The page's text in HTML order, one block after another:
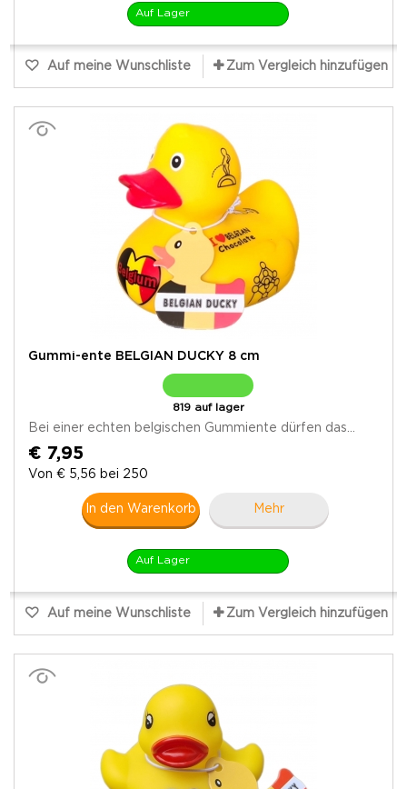
Auf Lager
Auf meine Wunschliste Zum Vergleich hinzufügen
Gummi-ente BELGIAN DUCKY 8 cm
819 auf lager
Bei einer echten belgischen Gummiente dürfen das...
€ 7,95
Von € 5,56 bei 250
In den Warenkorb Mehr
Auf Lager
Auf meine Wunschliste Zum Vergleich hinzufügen